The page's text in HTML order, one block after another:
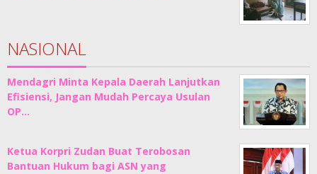
NASIONAL
Mendagri Minta Kepala Daerah Lanjutkan
Efisiensi, Jangan Mudah Percaya Usulan
OP…
Ketua Korpri Zudan Buat Terobosan
Bantuan Hukum bagi ASN yang